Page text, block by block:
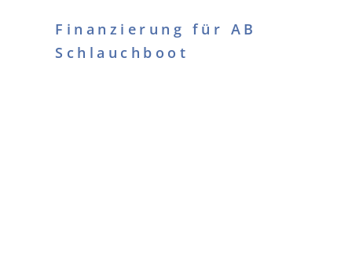
Finanzierung für AB
Schlauchboot